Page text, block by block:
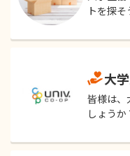
トを探そ
大
皆様は、
しょうか